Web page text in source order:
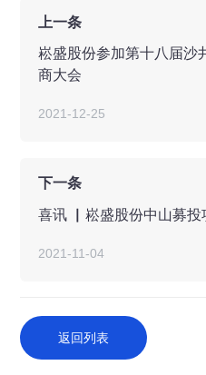
上一条
崧盛股份参加第十八届沙
商大会
2021-12-25
下一条
喜讯 ▏崧盛股份中山募投
2021-11-04
返回列表